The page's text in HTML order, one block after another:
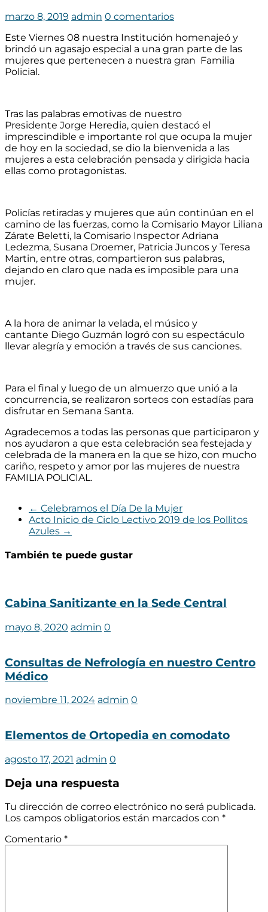
marzo 8, 2019 admin 0 comentarios
Este Viernes 08 nuestra Institución homenajeó y
brindó un agasajo especial a una gran parte de las
mujeres que pertenecen a nuestra gran Familia
Policial.
Tras las palabras emotivas de nuestro
Presidente Jorge Heredia, quien destacó el
imprescindible e importante rol que ocupa la mujer
de hoy en la sociedad, se dio la bienvenida a las
mujeres a esta celebración pensada y dirigida hacia
ellas como protagonistas.
Policías retiradas y mujeres que aún continúan en el
camino de las fuerzas, como la Comisario Mayor Liliana
Zárate Beletti, la Comisario Inspector Adriana
Ledezma, Susana Droemer, Patricia Juncos y Teresa
Martin, entre otras, compartieron sus palabras,
dejando en claro que nada es imposible para una
mujer.
A la hora de animar la velada, el músico y
cantante Diego Guzmán logró con su espectáculo
llevar alegría y emoción a través de sus canciones.
Para el final y luego de un almuerzo que unió a la
concurrencia, se realizaron sorteos con estadías para
disfrutar en Semana Santa.
Agradecemos a todas las personas que participaron y
nos ayudaron a que esta celebración sea festejada y
celebrada de la manera en la que se hizo, con mucho
cariño, respeto y amor por las mujeres de nuestra
FAMILIA POLICIAL.
← Celebramos el Día De la Mujer
Acto Inicio de Ciclo Lectivo 2019 de los Pollitos
Azules →
También te puede gustar
Cabina Sanitizante en la Sede Central
mayo 8, 2020 admin 0
Consultas de Nefrología en nuestro Centro
Médico
noviembre 11, 2024 admin 0
Elementos de Ortopedia en comodato
agosto 17, 2021 admin 0
Deja una respuesta
Tu dirección de correo electrónico no será publicada.
Los campos obligatorios están marcados con *
Comentario *